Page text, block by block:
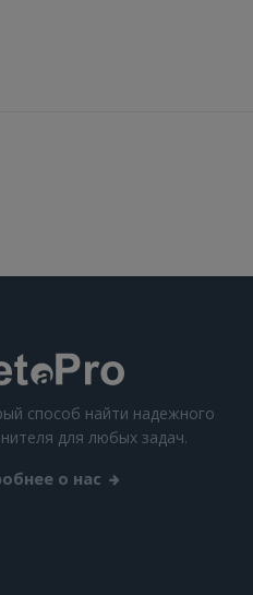
способ найти надежного
для любых задач.
о нас